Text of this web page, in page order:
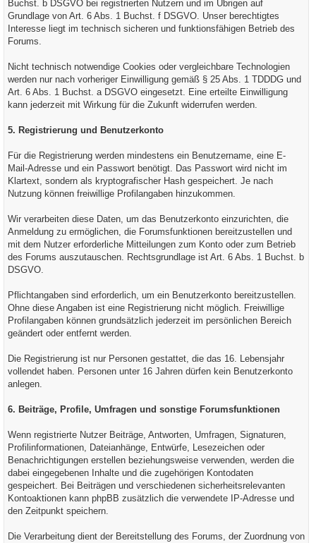
Buchst. b DSGVO bei registrierten Nutzern und im Übrigen auf
Grundlage von Art. 6 Abs. 1 Buchst. f DSGVO. Unser berechtigtes
Interesse liegt im technisch sicheren und funktionsfähigen Betrieb des
Forums.
Nicht technisch notwendige Cookies oder vergleichbare Technologien
werden nur nach vorheriger Einwilligung gemäß § 25 Abs. 1 TDDDG und
Art. 6 Abs. 1 Buchst. a DSGVO eingesetzt. Eine erteilte Einwilligung
kann jederzeit mit Wirkung für die Zukunft widerrufen werden.
5. Registrierung und Benutzerkonto
Für die Registrierung werden mindestens ein Benutzername, eine E-
Mail-Adresse und ein Passwort benötigt. Das Passwort wird nicht im
Klartext, sondern als kryptografischer Hash gespeichert. Je nach
Nutzung können freiwillige Profilangaben hinzukommen.
Wir verarbeiten diese Daten, um das Benutzerkonto einzurichten, die
Anmeldung zu ermöglichen, die Forumsfunktionen bereitzustellen und
mit dem Nutzer erforderliche Mitteilungen zum Konto oder zum Betrieb
des Forums auszutauschen. Rechtsgrundlage ist Art. 6 Abs. 1 Buchst. b
DSGVO.
Pflichtangaben sind erforderlich, um ein Benutzerkonto bereitzustellen.
Ohne diese Angaben ist eine Registrierung nicht möglich. Freiwillige
Profilangaben können grundsätzlich jederzeit im persönlichen Bereich
geändert oder entfernt werden.
Die Registrierung ist nur Personen gestattet, die das 16. Lebensjahr
vollendet haben. Personen unter 16 Jahren dürfen kein Benutzerkonto
anlegen.
6. Beiträge, Profile, Umfragen und sonstige Forumsfunktionen
Wenn registrierte Nutzer Beiträge, Antworten, Umfragen, Signaturen,
Profilinformationen, Dateianhänge, Entwürfe, Lesezeichen oder
Benachrichtigungen erstellen beziehungsweise verwenden, werden die
dabei eingegebenen Inhalte und die zugehörigen Kontodaten
gespeichert. Bei Beiträgen und verschiedenen sicherheitsrelevanten
Kontoaktionen kann phpBB zusätzlich die verwendete IP-Adresse und
den Zeitpunkt speichern.
Die Verarbeitung dient der Bereitstellung des Forums, der Zuordnung von